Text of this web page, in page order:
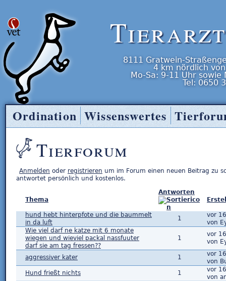
8111 Gratwein-
4 km nördlich
Mo-Sa: 9-11 Uhr sowie
Tel: 0650
Tierforum
Anmelden oder registrieren um im Forum einen neuen Beitrag zu
antwortet persönlich und kostenlos.
Thema
Antworten
hund hebt hinterpfote und die baummelt
in da luft
1
vor
von
Wie viel darf ne katze mit 6 monate
wiegen und wieviel packal nassfuuter
darf sie am tag fressen??
1
vor
von
aggressiver kater 1
vor
von
Hund frießt nichts
1
vor
von
Tierarzt Entner
Ordination Wissenswertes